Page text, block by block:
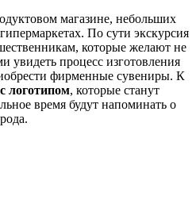
магазине, небольших
По сути экскурсия
которые желают не
увидеть процесс изготовления
фирменные сувениры. К
логотипом, которые станут
время будут напоминать о